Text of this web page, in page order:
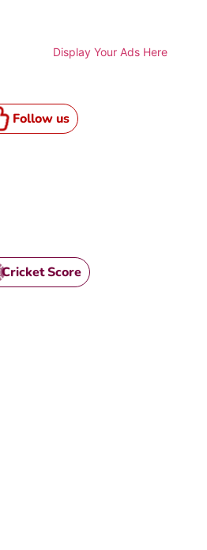
Display Your Ads Here
Follow us
Cricket Score